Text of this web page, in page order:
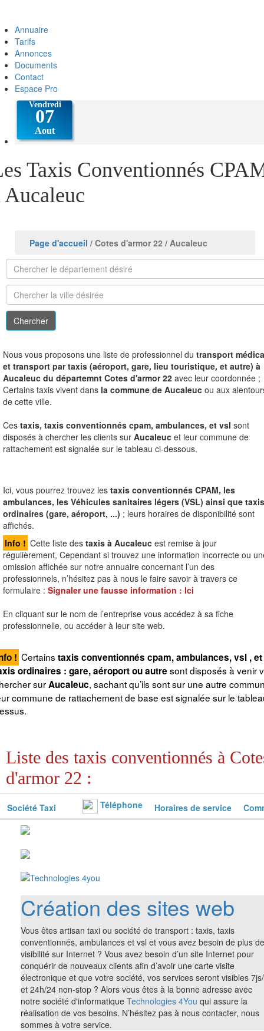
Annuaire
Tarifs
Annonces
Documents
Contact
Espace Pro
Taxis Conventionnés
Aucaleuc
Page d'accueil / Cotes d'armor 22 / Aucaleuc
Nous vous proposons une liste de professionnel du transport
et transport par taxis (aéroport, gare, lieu touristique, et autre) à
Aucaleuc du départemnt Cotes d'armor 22 avec leur coordonnée ;
Certains taxis vivent dans la commune de Aucaleuc ou aux
de cette ville.
Ces taxis, taxis conventionnés cpam, ambulances, et vsl sont
disposés à chercher les clients sur Aucaleuc et leur commune de
rattachement est signalée sur le tableau ci-dessous.
Ici, vous pourrez trouvez les taxis conventionnés CPAM, les
ambulances, les Véhicules sanitaires légers (VSL) ainsi que taxis
ordinaires (gare, aéroport, ...) ; leurs horaires de disponibilité sont
affichés.
Info ! Cette liste des taxis à Aucaleuc est remise à jour
régulièrement, Cependant si trouvez une information incorrecte ou
omission affichée sur notre annuaire concernant l’un des
professionnels, n’hésitez pas à nous le faire savoir à travers ce
formulaire : Signaler une fausse information : Ici
En cliquant sur le nom de l’entreprise vous accédez à sa fiche
professionnelle, ou accéder à leur site web.
! Certainstaxis conventionnés cpam, ambulances, vsl , et
ordinaires : gare, aéroport ou autre sont disposés à venir
surAucaleuc, sachant qu’ils sont sur une autre
commune de rattachement de base est signalée sur le
Liste des taxis conventionnés à
d'armor 22 :
Société Taxi Téléphone Horaires de service
Création des sites web
Vous êtes artisan taxi ou société de transport : taxis, taxis
conventionnés, ambulances et vsl et vous avez besoin de plus de
visibilité sur Internet ? Vous avez besoin d’un site Internet pour
conquérir de nouveaux clients afin d’avoir une carte visite
électronique et que votre société, vos services seront visibles
et 24h/24 non-stop ? Alors vous êtes à la bonne adresse avec
notre société d'informatique Technologies 4You qui assure la
réalisation de vos besoins. N’hésitez pas à nous contacter, nous
sommes à votre service.